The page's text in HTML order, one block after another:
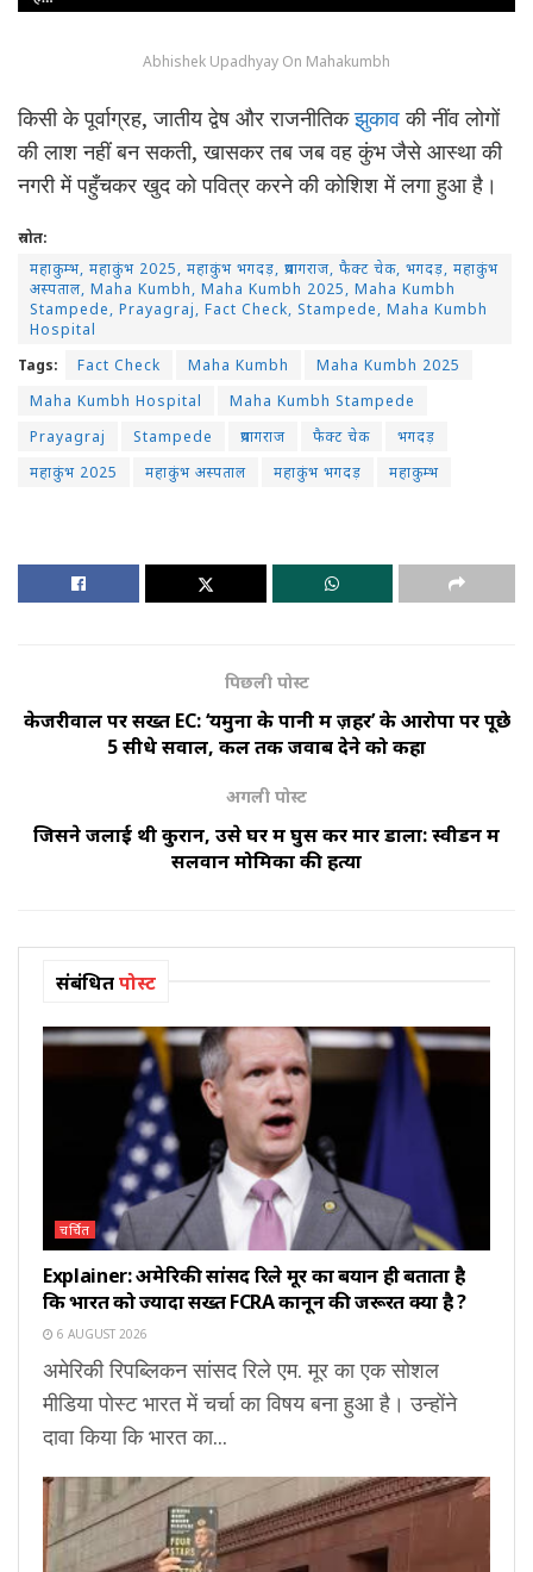
Abhishek Upadhyay On Mahakumbh
किसी के पूर्वाग्रह, जातीय द्वेष और राजनीतिकझुकावकी नींव लोगों
की लाश नहीं बन सकती, खासकर तब जब वह कुंभ जैसे आस्था की
नगरी में पहुँचकर खुद को पवित्र करने की कोशिश में लगा हुआ है।
स्रोत:
महाकुम्भ, महाकुंभ 2025, महाकुंभ भगदड़, प्रयागराज, फैक्ट चेक, भगदड़, महाकुंभ
अस्पताल, Maha Kumbh, Maha Kumbh 2025, Maha Kumbh
Stampede, Prayagraj, Fact Check, Stampede, Maha Kumbh
Hospital
Tags:
Fact Check Maha Kumbh
Maha Kumbh 2025
Maha Kumbh Hospital
Maha Kumbh Stampede
Prayagraj
Stampede प्रयागराज फैक्ट चेक
भगदड़
महाकुंभ 2025
महाकुंभ अस्पताल महाकुंभ भगदड़ महाकुम्भ
पिछली पोस्ट
केजरीवाल पर सख्त EC: ‘यमुना के पानी में ज़हर’ के आरोपों पर पूछे
5 सीधे सवाल, कल तक जवाब देने को कहा
अगली पोस्ट
जिसने जलाई थी कुरान, उसे घर में घुस कर मार डाला: स्वीडन में
सलवान मोमिका की हत्या
संबंधितपोस्ट
चर्चित
Explainer: अमेरिकी सांसद रिले मूर का बयान ही बताता है
कि भारत को ज्यादा सख्त FCRA कानून की जरूरत क्यों है ?
6 AUGUST 2026
अमेरिकी रिपब्लिकन सांसद रिले एम. मूर का एक सोशल
मीडिया पोस्ट भारत में चर्चा का विषय बना हुआ है। उन्होंने
दावा किया कि भारत का...